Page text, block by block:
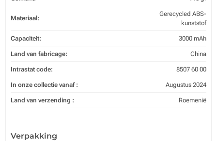
Materiaal:
Gerecycled ABS-
kunststof
Capaciteit: 3000 mAh
Land van fabricage: China
Intrastat code: 8507 60 00
In onze collectie vanaf : Augustus 2024
Land van verzending : Roemenië
Verpakking